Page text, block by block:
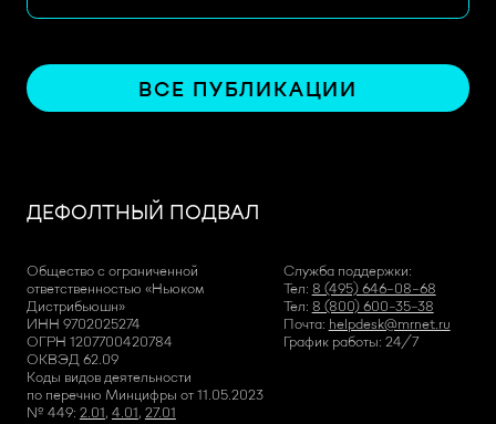
ВСЕ ПУБЛИКАЦИИ
ДЕФОЛТНЫЙ ПОДВАЛ
Общество с ограниченной
ответственностью «Ньюком
Дистрибьюшн»
ИНН 9702025274
ОГРН 1207700420784
ОКВЭД 62.09
Коды видов деятельности
по перечню Минцифры от 11.05.2023
№ 449: 2.01, 4.01, 27.01
Служба поддержки:
Тел: 8 (495) 646-08-68
Тел: 8 (800) 600-35-38
Почта: helpdesk@mrnet.ru
График работы: 24/7